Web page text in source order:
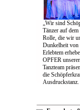
„Wir sind
Tänzer auf
Rolle, die wir
Dunkelheit von
Erlebtem
OPFER
Tanzteam
die
Ausdruckstanz.